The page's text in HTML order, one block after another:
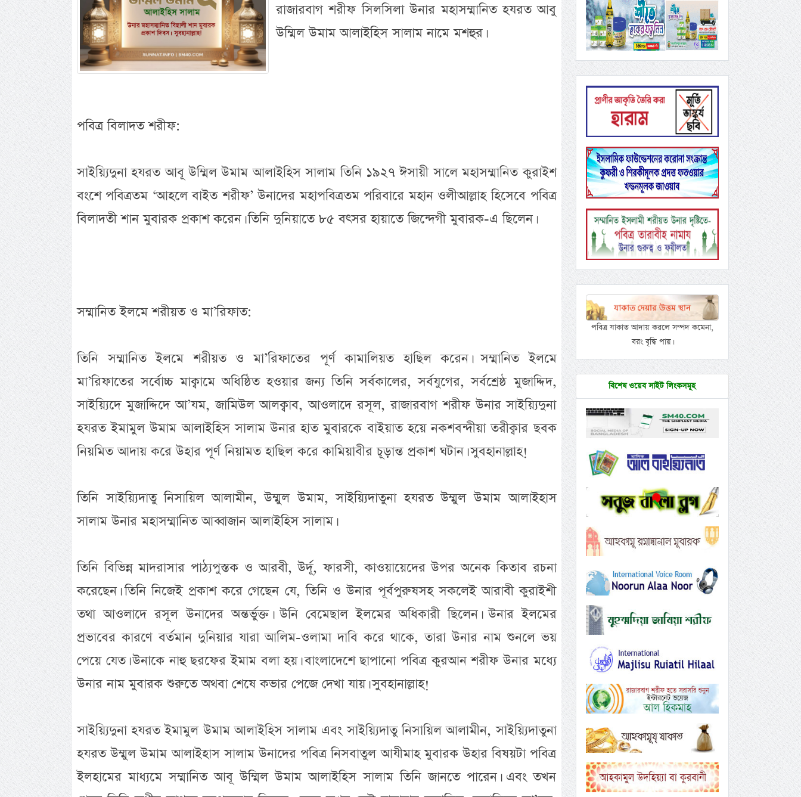
রাজারবাগ শরীফ সিলসিলা উনার মহাসম্মানিত হযরত আবু
উম্মিল উমাম আলাইহিস সালাম নামে মশহুর।
পবিত্র বিলাদত শরীফ:
সাইয়্যিদুনা হযরত আবূ উম্মিল উমাম আলাইহিস সালাম তিনি ১৯২৭ ঈসায়ী সালে মহাসম্মানিত কুরাইশ
বংশে পবিত্রতম ‘আহলে বাইত শরীফ’ উনাদের মহাপবিত্রতম পরিবারে মহান ওলীআল্লাহ হিসেবে পবিত্র
বিলাদতী শান মুবারক প্রকাশ করেন। তিনি দুনিয়াতে ৮৫ বৎসর হায়াতে জিন্দেগী মুবারক-এ ছিলেন।
সম্মানিত ইলমে শরীয়ত ও মা’রিফাত:
তিনি সম্মানিত ইলমে শরীয়ত ও মা’রিফাতের পূর্ণ কামালিয়ত হাছিল করেন। সম্মানিত ইলমে
মা’রিফাতের সর্বোচ্চ মাক্বামে অধিষ্ঠিত হওয়ার জন্য তিনি সর্বকালের, সর্বযুগের, সর্বশ্রেষ্ঠ মুজাদ্দিদ,
সাইয়্যিদে মুজাদ্দিদে আ’যম, জামিউল আলক্বাব, আওলাদে রসূল, রাজারবাগ শরীফ উনার সাইয়্যিদুনা
হযরত ইমামুল উমাম আলাইহিস সালাম উনার হাত মুবারকে বাইয়াত হয়ে নকশবন্দীয়া তরীক্বার ছবক
নিয়মিত আদায় করে উহার পূর্ণ নিয়ামত হাছিল করে কামিয়াবীর চূড়ান্ত প্রকাশ ঘটান। সুবহানাল্লাহ!
তিনি সাইয়্যিদাতু নিসায়িল আলামীন, উম্মুল উমাম, সাইয়্যিদাতুনা হযরত উম্মুল উমাম আলাইহাস
সালাম উনার মহাসম্মানিত আব্বাজান আলাইহিস সালাম।
তিনি বিভিন্ন মাদরাসার পাঠ্যপুস্তক ও আরবী, উর্দূ, ফারসী, কাওয়ায়েদের উপর অনেক কিতাব রচনা
করেছেন। তিনি নিজেই প্রকাশ করে গেছেন যে, তিনি ও উনার পূর্বপুরুষসহ সকলেই আরাবী কুরাইশী
তথা আওলাদে রসূল উনাদের অন্তর্ভুক্ত। উনি বেমেছাল ইলমের অধিকারী ছিলেন। উনার ইলমের
প্রভাবের কারণে বর্তমান দুনিয়ার যারা আলিম-ওলামা দাবি করে থাকে, তারা উনার নাম শুনলে ভয়
পেয়ে যেত। উনাকে নাহু ছরফের ইমাম বলা হয়। বাংলাদেশে ছাপানো পবিত্র কুরআন শরীফ উনার মধ্যে
উনার নাম মুবারক শুরুতে অথবা শেষে কভার পেজে দেখা যায়। সুবহানাল্লাহ!
সাইয়্যিদুনা হযরত ইমামুল উমাম আলাইহিস সালাম এবং সাইয়্যিদাতু নিসায়িল আলামীন, সাইয়্যিদাতুনা
হযরত উম্মুল উমাম আলাইহাস সালাম উনাদের পবিত্র নিসবাতুল আযীমাহ মুবারক উহার বিষয়টা পবিত্র
ইলহামের মাধ্যমে সম্মানিত আবূ উম্মিল উমাম আলাইহিস সালাম তিনি জানতে পারেন। এবং তখন
পবিত্র যাকাত আদায় করলে সম্পদ কমেনা,
বরং বৃদ্ধি পায়।
বিশেষ ওয়েব সাইট লিংকসমূহ